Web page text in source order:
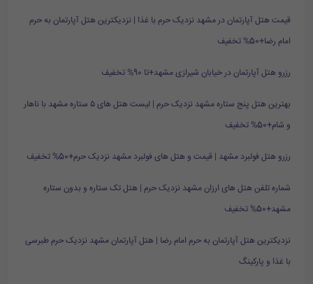
قیمت هتل آپارتمان در مشهد نزدیک حرم با غذا | نزدیکترین هتل آپارتمان به حرم
امام رضا+50% تخفیف
رزرو هتل آپارتمان در خیابان شیرازی مشهد+تا 90% تخفیف
بهترین هتل پنج ستاره مشهد نزدیک حرم | لیست هتل های ۵ ستاره مشهد با ناهار
و شام+50% تخفیف
رزرو هتل فولبرد مشهد | قیمت و هتل های فولبرد مشهد نزدیک حرم+50% تخفیف
شماره تلفن هتل های ارزان مشهد نزدیک حرم | هتل تک ستاره و بدون ستاره
مشهد+50% تخفیف
نزدیکترین هتل آپارتمان به حرم امام رضا | هتل آپارتمان مشهد نزدیک حرم طبرسی
با غذا و پارکینگ